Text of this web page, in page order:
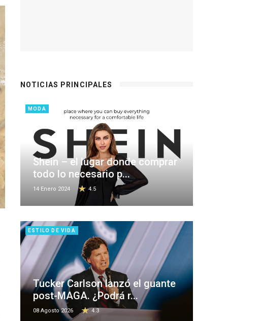
NOTICIAS PRINCIPALES
MODA
Shein – el lugar donde comprar
todo lo necesario p...
14 Enero 2024 4.5
ESTILO DE VIDA
Tucker Carlson lanzó el guante
post-MAGA. ¿Podrá r...
08 Agosto 2026 4.3